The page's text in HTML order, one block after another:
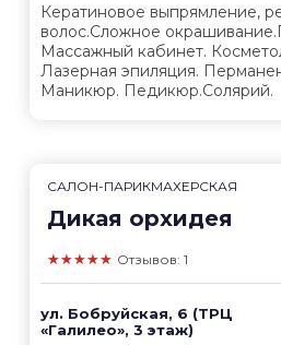
Кератиновое выпрямление,
волос.Сложное
Массажный кабинет.
Лазерная эпиляция.
Маникюр. Педикюр.Солярий.
САЛОН-ПАРИКМАХЕРСКАЯ
Дикая орхидея
★★★★★ Отзывов: 1
ул. Бобруйская, 6 (ТРЦ
«Галилео», 3 этаж)